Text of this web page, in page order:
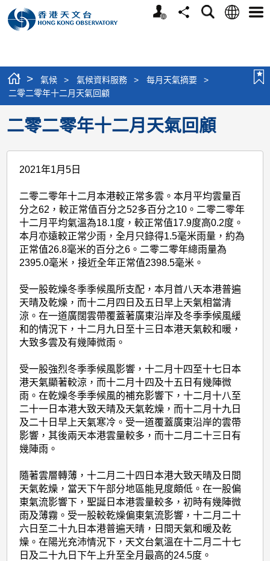
個
分
搜
語
選
> 氣候 > 氣候資料服務 > 每月天氣摘要
>
二零二零年十二月天氣回顧
二零二零年十二月天氣回顧
2021年1月5日
二零二零年十二月本港較正常多雲。本月平均雲量百
分之62，較正常值百分之52多百分之10。二零二零年
十二月平均氣溫為18.1度，較正常值17.9度高0.2度。
本月亦遠較正常少雨，全月只錄得1.5毫米雨量，約為
正常值26.8毫米的百分之6。二零二零年總雨量為
2395.0毫米，接近全年正常值2398.5毫米。
受一股乾燥冬季季候風所支配，本月首八天本港普遍
天晴及乾燥，而十二月四日及五日早上天氣相當清
涼。在一道廣闊雲帶覆蓋著廣東沿岸及冬季季候風緩
和的情況下，十二月九日至十三日本港天氣較和暖，
大致多雲及有幾陣微雨。
受一股強烈冬季季候風影響，十二月十四至十七日本
港天氣顯著較涼，而十二月十四及十五日有幾陣微
雨。在乾燥冬季季候風的補充影響下，十二月十八至
二十一日本港大致天晴及天氣乾燥，而十二月十九日
及二十日早上天氣寒冷。受一道覆蓋廣東沿岸的雲帶
影響，其後兩天本港雲量較多，而十二月二十三日有
幾陣雨。
隨著雲層轉薄，十二月二十四日本港大致天晴及日間
天氣乾燥，當天下午部分地區能見度頗低。在一股偏
東氣流影響下，聖誕日本港雲量較多，初時有幾陣微
雨及薄霧。受一股較乾燥偏東氣流影響，十二月二十
六日至二十九日本港普遍天晴，日間天氣和暖及乾
燥。在陽光充沛情況下，天文台氣溫在十二月二十七
日及二十九日下午上升至全月最高的24.5度。